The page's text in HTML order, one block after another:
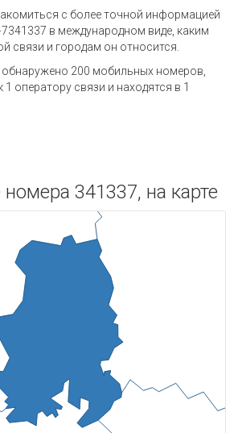
с более точной информацией
в международном виде, каким
связи и городам он относится.
обнаружено 200 мобильных номеров,
оператору связи и находятся в 1
341337, на карте